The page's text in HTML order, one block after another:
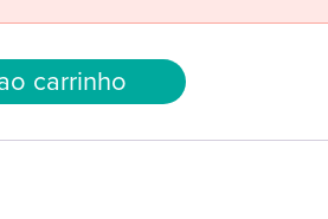
carrinho